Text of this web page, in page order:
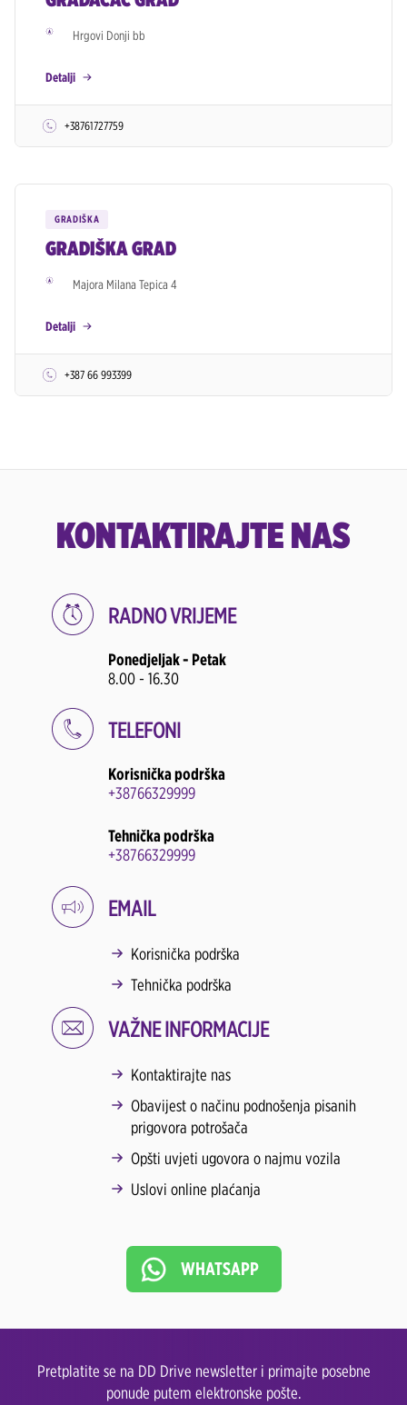
Hrgovi Donji bb
Detalji
+38761727759
GRADIŠKA
GRADIŠKA GRAD
Majora Milana Tepica 4
Detalji
+387 66 993399
KONTAKTIRAJTE NAS
RADNO VRIJEME
Ponedjeljak - Petak
8.00 - 16.30
TELEFONI
Korisnička podrška
+38766329999
Tehnička podrška
+38766329999
EMAIL
Korisnička podrška
Tehnička podrška
VAŽNE INFORMACIJE
Kontaktirajte nas
Obavijest o načinu podnošenja pisanih
prigovora potrošača
Opšti uvjeti ugovora o najmu vozila
Uslovi online plaćanja
WHATSAPP
Pretplatite se na DD Drive newsletter i primajte posebne
ponude putem elektronske pošte.